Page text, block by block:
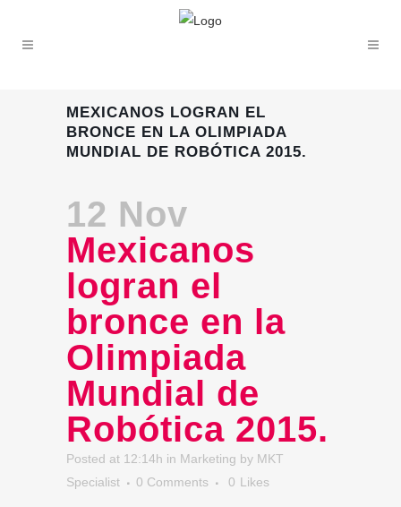
MEXICANOS LOGRAN EL
BRONCE EN LA OLIMPIADA
MUNDIAL DE ROBÓTICA 2015.
12 Nov
Mexicanos
logran el
bronce en la
Olimpiada
Mundial de
Robótica 2015.
Posted at 12:14h in Marketing by MKT
Specialist
0 Comments 0 Likes